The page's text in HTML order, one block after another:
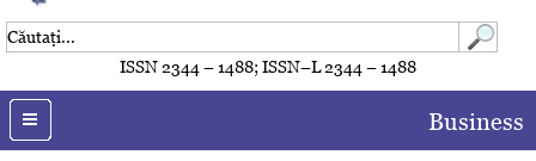
ISSN 2344 – 1488; ISSN–L 2344 – 1488
Business